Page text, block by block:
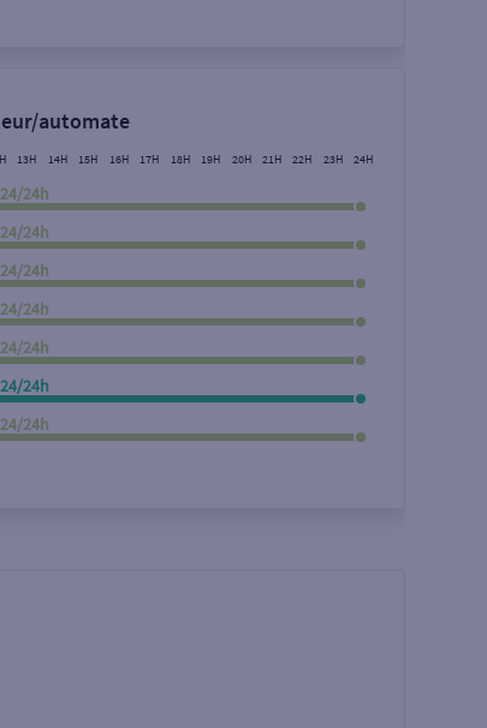
Rechercher
automate
13H 14H 15H 16H 17H 18H 19H 20H 21H 22H 23H 24H
24/24h
24/24h
24/24h
24/24h
24/24h
24/24h
24/24h